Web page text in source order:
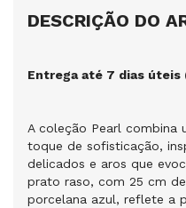
DESCRIÇÃO DO
Entrega até 7 dias úteis
A coleção Pearl combina
toque de sofisticação,
delicados e aros que
prato raso, com 25 cm
porcelana azul, reflete a